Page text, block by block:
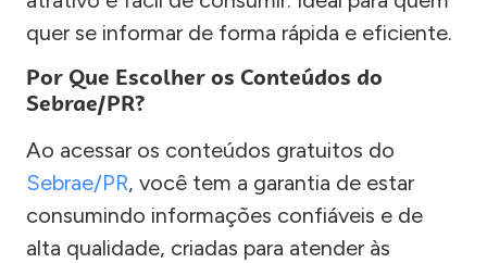
quer se informar de forma rápida e eficiente.
Por Que Escolher os Conteúdos do
Sebrae/PR?
Ao acessar os conteúdos gratuitos do
Sebrae/PR, você tem a garantia de estar
consumindo informações confiáveis e de
alta qualidade, criadas para atender às